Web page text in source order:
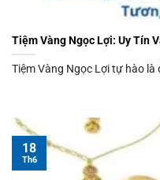
Tiệm Vàng Ngọc Lợi: Uy Tín
Tiệm Vàng Ngọc Lợi tự hào
18
Th6